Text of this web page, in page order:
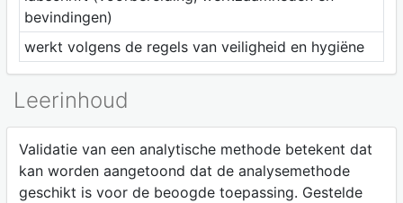
bevindingen)
werkt volgens de regels van veiligheid en hygiëne
Leerinhoud
Validatie van een analytische methode betekent dat
kan worden aangetoond dat de analysemethode
geschikt is voor de beoogde toepassing. Gestelde